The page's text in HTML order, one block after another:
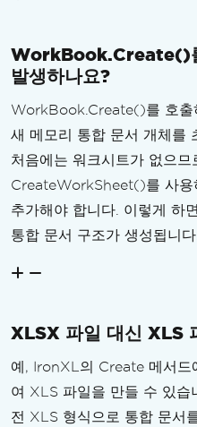
WorkBook.Create()
발생하나요?
WorkBook.Create()를 호출
새 메모리 통합 문서 개체를
처음에는 워크시트가 없으므
CreateWorkSheet()를 사용
추가해야 합니다. 이렇게 하
통합 문서 구조가 생성됩니
XLSX 파일 대신 XLS
예, IronXL의 Create 메서드
여 XLS 파일을 만들 수 있습
전 XLS 형식으로 통합 문서